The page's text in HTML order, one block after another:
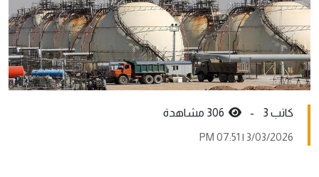
كاتب 3 -
3/03/2026 | 07:51 PM